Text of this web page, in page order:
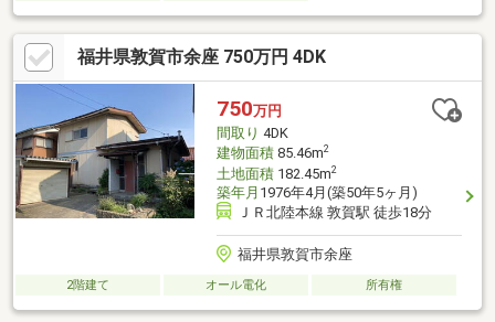
福井県敦賀市余座 750万円 4DK
750万円
間取り 4DK
建物面積85.46m2
土地面積182.45m2
築年月 1976年4月(築50年5ヶ月)
ＪＲ北陸本線 敦賀駅 徒歩18分
福井県敦賀市余座
2階建て オール電化 所有権